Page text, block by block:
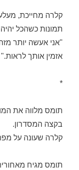
קלרה מחייכת,
תמונות כשהכל
"אני אעשה יותר
אזמין אותך לראות."
*
תומס מלווה את
בקצה המסדרון.
קלרה שעונה על
תומס מגיח